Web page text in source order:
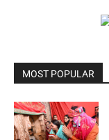
MOST POPULAR